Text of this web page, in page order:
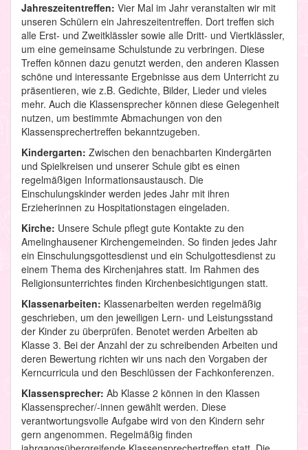
Jahreszeitentreffen: Vier Mal im Jahr veranstalten wir mit
unseren Schülern ein Jahreszeitentreffen. Dort treffen sich
alle Erst- und Zweitklässler sowie alle Dritt- und Viertklässler,
um eine gemeinsame Schulstunde zu verbringen. Diese
Treffen können dazu genutzt werden, den anderen Klassen
schöne und interessante Ergebnisse aus dem Unterricht zu
präsentieren, wie z.B. Gedichte, Bilder, Lieder und vieles
mehr. Auch die Klassensprecher können diese Gelegenheit
nutzen, um bestimmte Abmachungen von den
Klassensprechertreffen bekanntzugeben.
Kindergarten: Zwischen den benachbarten Kindergärten
und Spielkreisen und unserer Schule gibt es einen
regelmäßigen Informationsaustausch. Die
Einschulungskinder werden jedes Jahr mit ihren
Erzieherinnen zu Hospitationstagen eingeladen.
Kirche: Unsere Schule pflegt gute Kontakte zu den
Amelinghausener Kirchengemeinden. So finden jedes Jahr
ein Einschulungsgottesdienst und ein Schulgottesdienst zu
einem Thema des Kirchenjahres statt. Im Rahmen des
Religionsunterrichtes finden Kirchenbesichtigungen statt.
Klassenarbeiten: Klassenarbeiten werden regelmäßig
geschrieben, um den jeweiligen Lern- und Leistungsstand
der Kinder zu überprüfen. Benotet werden Arbeiten ab
Klasse 3. Bei der Anzahl der zu schreibenden Arbeiten und
deren Bewertung richten wir uns nach den Vorgaben der
Kerncurricula und den Beschlüssen der Fachkonferenzen.
Klassensprecher: Ab Klasse 2 können in den Klassen
Klassensprecher/-innen gewählt werden. Diese
verantwortungsvolle Aufgabe wird von den Kindern sehr
gern angenommen. Regelmäßig finden